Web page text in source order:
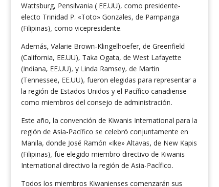
Wattsburg, Pensilvania ( EE.UU), como presidente-
electo Trinidad P. «Toto» Gonzales, de Pampanga
(Filipinas), como vicepresidente.
Además, Valarie Brown-Klingelhoefer, de Greenfield
(California, EE.UU), Taka Ogata, de West Lafayette
(Indiana, EE.UU), y Linda Ramsey, de Martin
(Tennessee, EE.UU), fueron elegidas para representar a
la región de Estados Unidos y el Pacífico canadiense
como miembros del consejo de administración.
Este año, la convención de Kiwanis International para la
región de Asia-Pacífico se celebró conjuntamente en
Manila, donde José Ramón «Ike» Altavas, de New Kapis
(Filipinas), fue elegido miembro directivo de Kiwanis
International directivo la región de Asia-Pacífico.
Todos los miembros Kiwanienses comenzarán sus